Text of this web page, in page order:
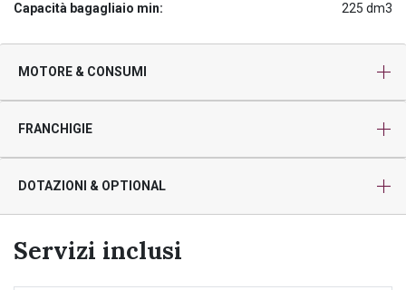
Capacità bagagliaio min: 225 dm3
MOTORE & CONSUMI
FRANCHIGIE
DOTAZIONI & OPTIONAL
Servizi inclusi